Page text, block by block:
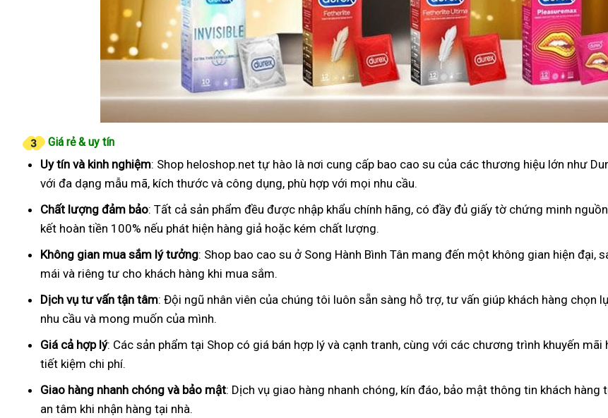
Giá rẻ & uy tín
Uy tín và kinh nghiệm: Shop heloshop.net tự hào là nơi cung cấp bao cao su của các thương hiệu lớn như
với đa dạng mẫu mã, kích thước và công dụng, phù hợp với mọi nhu cầu.
Chất lượng đảm bảo: Tất cả sản phẩm đều được nhập khẩu chính hãng, có đầy đủ giấy tờ chứng minh
kết hoàn tiền 100% nếu phát hiện hàng giả hoặc kém chất lượng.
Không gian mua sắm lý tưởng: Shop bao cao su ở Song Hành Bình Tân mang đến một không gian hiện đại,
mái và riêng tư cho khách hàng khi mua sắm.
Dịch vụ tư vấn tận tâm: Đội ngũ nhân viên của chúng tôi luôn sẵn sàng hỗ trợ, tư vấn giúp khách hàng chọn
nhu cầu và mong muốn của mình.
Giá cả hợp lý: Các sản phẩm tại Shop có giá bán hợp lý và cạnh tranh, cùng với các chương trình khuyến mãi
tiết kiệm chi phí.
Giao hàng nhanh chóng và bảo mật: Dịch vụ giao hàng nhanh chóng, kín đáo, bảo mật thông tin khách hàng
an tâm khi nhận hàng tại nhà.